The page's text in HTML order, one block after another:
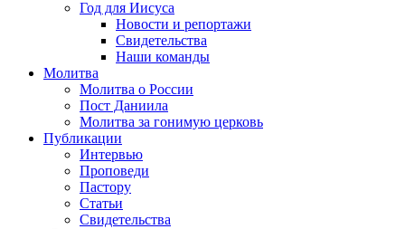
Год для Иисуса
Новости и репортажи
Свидетельства
Наши команды
Молитва
Молитва о России
Пост Даниила
Молитва за гонимую церковь
Публикации
Интервью
Проповеди
Пастору
Статьи
Свидетельства